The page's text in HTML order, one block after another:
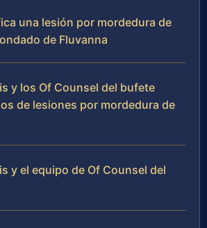
una lesión por mordedura de
de Fluvanna
y los Of Counsel del bufete
de lesiones por mordedura de
y el equipo de Of Counsel del